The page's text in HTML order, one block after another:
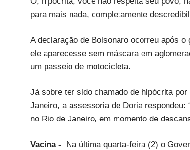
para mais nada, completamente
A declaração de Bolsonaro ocorreu após
ele aparecesse sem máscara em
um passeio de motocicleta.
Já sobre ter sido chamado de hipócrita
Janeiro, a assessoria de Doria respondeu:
no Rio de Janeiro, em momento de
Vacina -
Na última quarta-feira (2) o